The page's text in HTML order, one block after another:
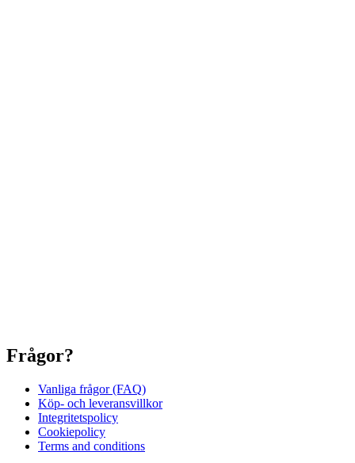
Frågor?
Vanliga frågor (FAQ)
Köp- och leveransvillkor
Integritetspolicy
Cookiepolicy
Terms and conditions